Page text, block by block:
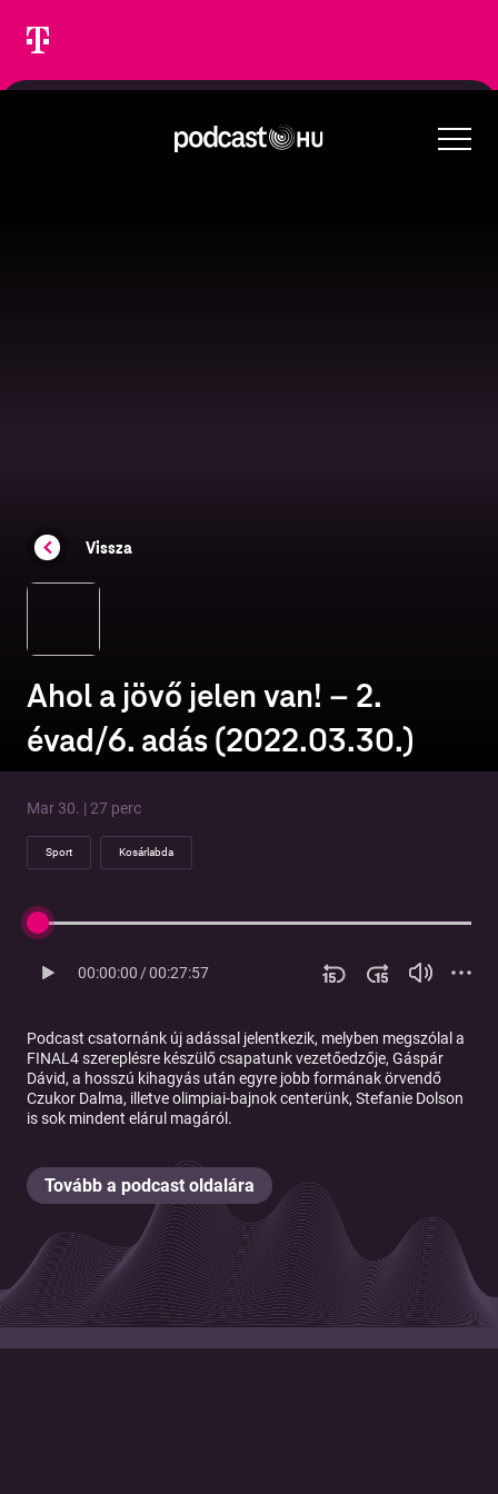
Vissza
Ahol a jövő jelen van! – 2.
évad/6. adás (2022.03.30.)
Mar 30. | 27 perc
Sport Kosárlabda
00:00:00/00:27:57
Podcast csatornánk új adással jelentkezik, melyben megszólal a
FINAL4 szereplésre készülő csapatunk vezetőedzője, Gáspár
Dávid, a hosszú kihagyás után egyre jobb formának örvendő
Czukor Dalma, illetve olimpiai-bajnok centerünk, Stefanie Dolson
is sok mindent elárul magáról.
Tovább a podcast oldalára